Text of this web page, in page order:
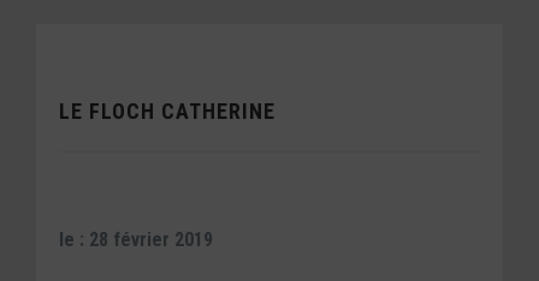
LE FLOCH CATHERINE
le : 28 février 2019